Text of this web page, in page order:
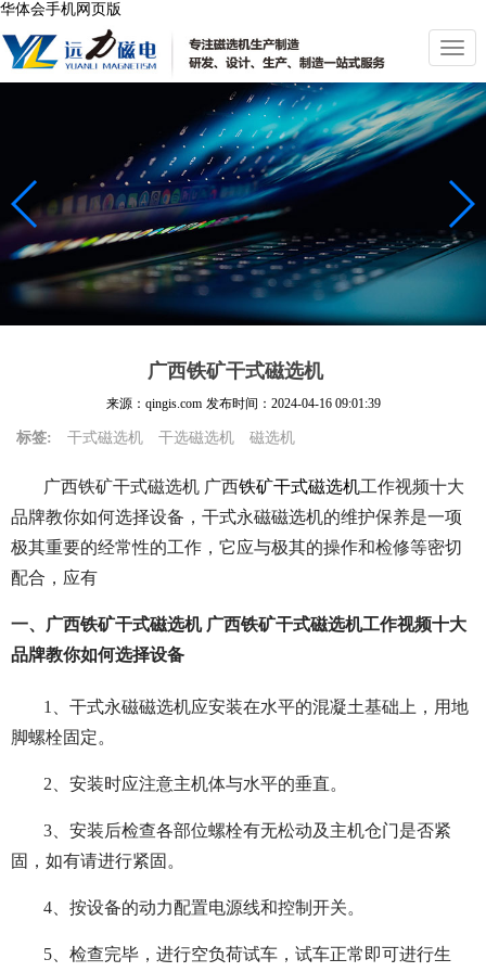
华体会手机网页版
切
换
导
航
广西铁矿干式磁选机
来源：qingis.com 发布时间： 2024-04-16 09:01:39
标签: 干式磁选机 干选磁选机 磁选机
广西铁矿干式磁选机 广西铁矿干式磁选机工作视频十大
品牌教你如何选择设备，干式永磁磁选机的维护保养是一项
极其重要的经常性的工作，它应与极其的操作和检修等密切
配合，应有
一、广西铁矿干式磁选机 广西铁矿干式磁选机工作视频十大
品牌教你如何选择设备
1、干式永磁磁选机应安装在水平的混凝土基础上，用地
脚螺栓固定。
2、安装时应注意主机体与水平的垂直。
3、安装后检查各部位螺栓有无松动及主机仓门是否紧
固，如有请进行紧固。
4、按设备的动力配置电源线和控制开关。
5、检查完毕，进行空负荷试车，试车正常即可进行生